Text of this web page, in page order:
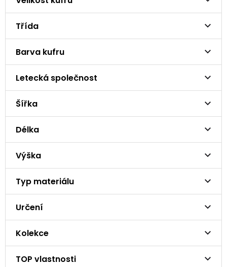
Třída
Barva kufru
Letecká společnost
Šířka
Délka
Výška
Typ materiálu
Určení
Kolekce
TOP vlastnosti